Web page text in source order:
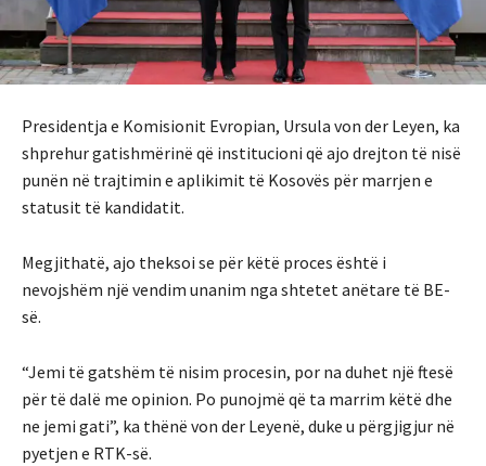
Presidentja e Komisionit Evropian, Ursula von der Leyen, ka
shprehur gatishmërinë që institucioni që ajo drejton të nisë
punën në trajtimin e aplikimit të Kosovës për marrjen e
statusit të kandidatit.
Megjithatë, ajo theksoi se për këtë proces është i
nevojshëm një vendim unanim nga shtetet anëtare të BE-
së.
“Jemi të gatshëm të nisim procesin, por na duhet një ftesë
për të dalë me opinion. Po punojmë që ta marrim këtë dhe
ne jemi gati”, ka thënë von der Leyenë, duke u përgjigjur në
pyetjen e RTK-së.